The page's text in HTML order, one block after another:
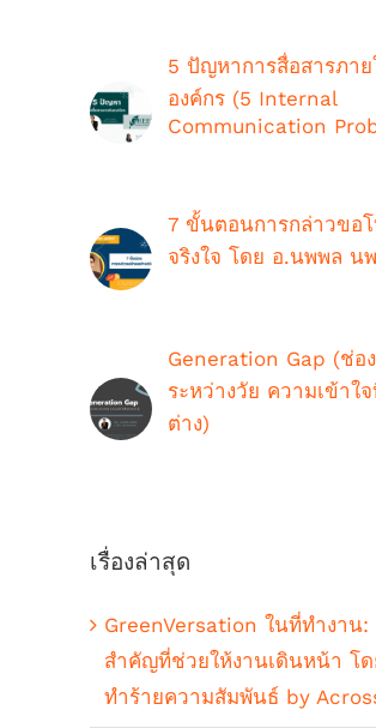
5 ปัญหาการสื่อสารภาย
องค์กร (5 Internal
Communication
7 ขั้นตอนการกล่าวขอโ
จริงใจ โดย อ.นพพล น
Generation Gap (ช่อ
ระหว่างวัย ความเข้าใ
ต่าง)
เรื่องล่าสุด
GreenVersation ในที่ทำงาน:
สำคัญที่ช่วยให้งานเดินหน้า โด
ทำร้ายความสัมพันธ์ by